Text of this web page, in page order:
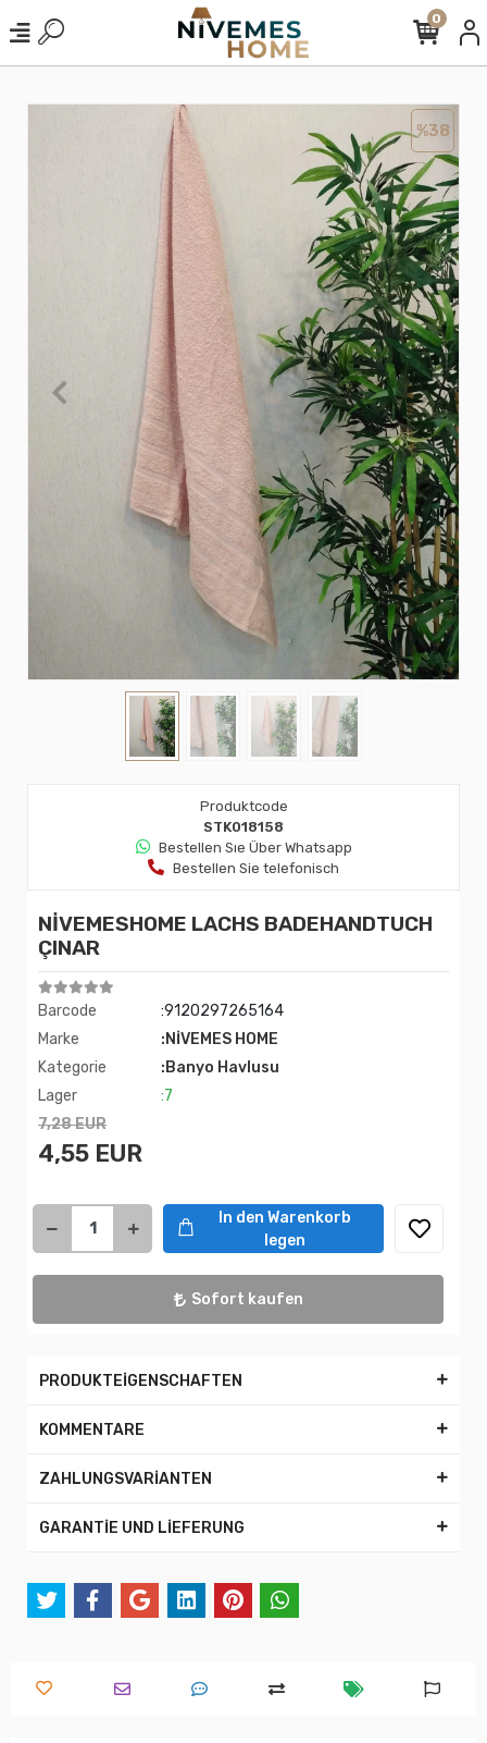
0
%38
Produktcode
STK018158
Bestellen Sıe Über Whatsapp
Bestellen Sie telefonisch
NİVEMESHOME LACHS BADEHANDTUCH
ÇINAR
Barcode
:9120297265164
Marke
:NİVEMES HOME
Kategorie
:Banyo Havlusu
Lager
:7
7,28 EUR
4,55 EUR
In den Warenkorb
legen
Sofort kaufen
PRODUKTEİGENSCHAFTEN
KOMMENTARE
ZAHLUNGSVARİANTEN
GARANTİE UND LİEFERUNG